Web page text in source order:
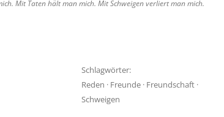
Mit Taten hält man mich. Mit Schweigen verliert man mich.
Schlagwörter:
Reden · Freunde· Freundschaft·
Schweigen